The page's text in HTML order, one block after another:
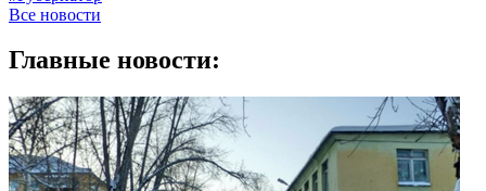
Все новости
Главные новости: